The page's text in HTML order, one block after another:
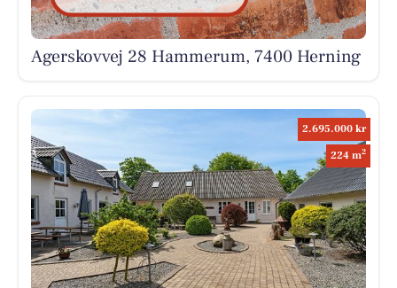
Agerskovvej 28 Hammerum, 7400 Herning
2.695.000 kr
224 m2